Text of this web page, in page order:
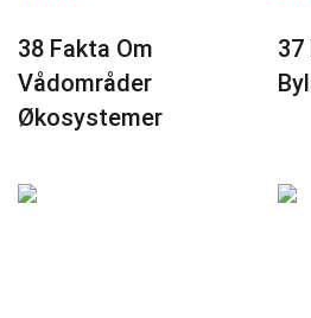
38 Fakta Om
Vådområder
Økosystemer
37